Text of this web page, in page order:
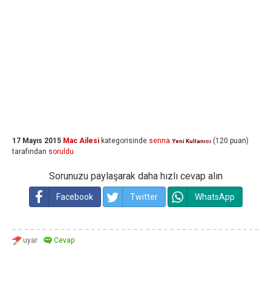
17 Mayıs 2015 Mac Ailesi kategorisinde senna Yeni Kullanıcı (120 puan)
tarafından soruldu
Sorunuzu paylaşarak daha hızlı cevap alın
Facebook Twitter WhatsApp